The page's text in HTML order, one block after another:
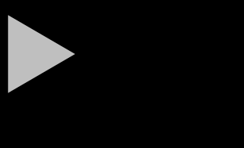
Zažite leto na kúpalisku v
Tvrdošovciach